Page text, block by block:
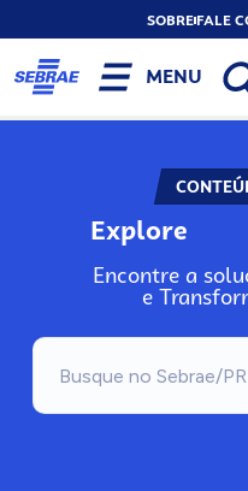
SOBREFALE
MENU
Explore
Encontre a
e